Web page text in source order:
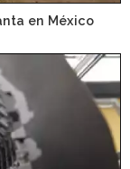
en México